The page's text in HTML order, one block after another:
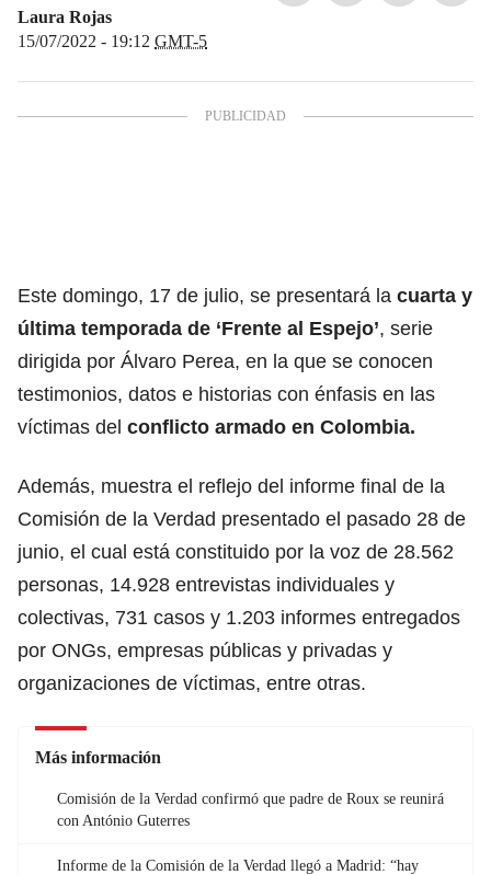
Laura Rojas
15/07/2022 - 19:12 GMT-5
Este domingo, 17 de julio, se presentará la cuarta y
última temporada de ‘Frente al Espejo’, serie
dirigida por Álvaro Perea, en la que se conocen
testimonios, datos e historias con énfasis en las
víctimas del conflicto armado en Colombia.
Además, muestra el reflejo del informe final de la
Comisión de la Verdad presentado el pasado 28 de
junio, el cual está constituido por la voz de 28.562
personas, 14.928 entrevistas individuales y
colectivas, 731 casos y 1.203 informes entregados
por ONGs, empresas públicas y privadas y
organizaciones de víctimas, entre otras.
Más información
Comisión de la Verdad confirmó que padre de Roux se reunirá
con António Guterres
Informe de la Comisión de la Verdad llegó a Madrid: “hay